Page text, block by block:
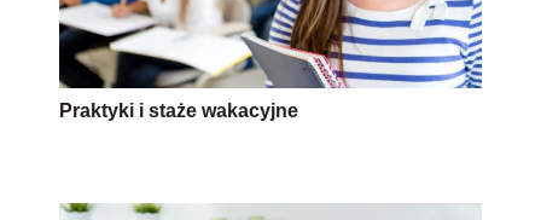
Praktyki i staże wakacyjne